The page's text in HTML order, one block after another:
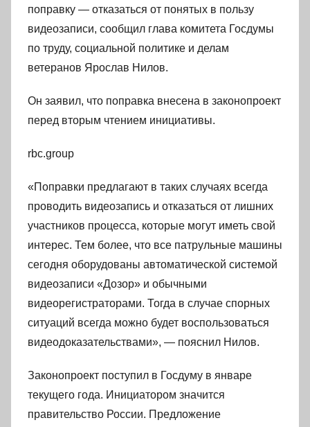
поправку — отказаться от понятых в пользу
видеозаписи, сообщил глава комитета Госдумы
по труду, социальной политике и делам
ветеранов Ярослав Нилов.
Он заявил, что поправка внесена в законопроект
перед вторым чтением инициативы.
rbc.group
«Поправки предлагают в таких случаях всегда
проводить видеозапись и отказаться от лишних
участников процесса, которые могут иметь свой
интерес. Тем более, что все патрульные машины
сегодня оборудованы автоматической системой
видеозаписи «Дозор» и обычными
видеорегистраторами. Тогда в случае спорных
ситуаций всегда можно будет воспользоваться
видеодоказательствами», — пояснил Нилов.
Законопроект поступил в Госдуму в январе
текущего года. Инициатором значится
правительство России. Предложение